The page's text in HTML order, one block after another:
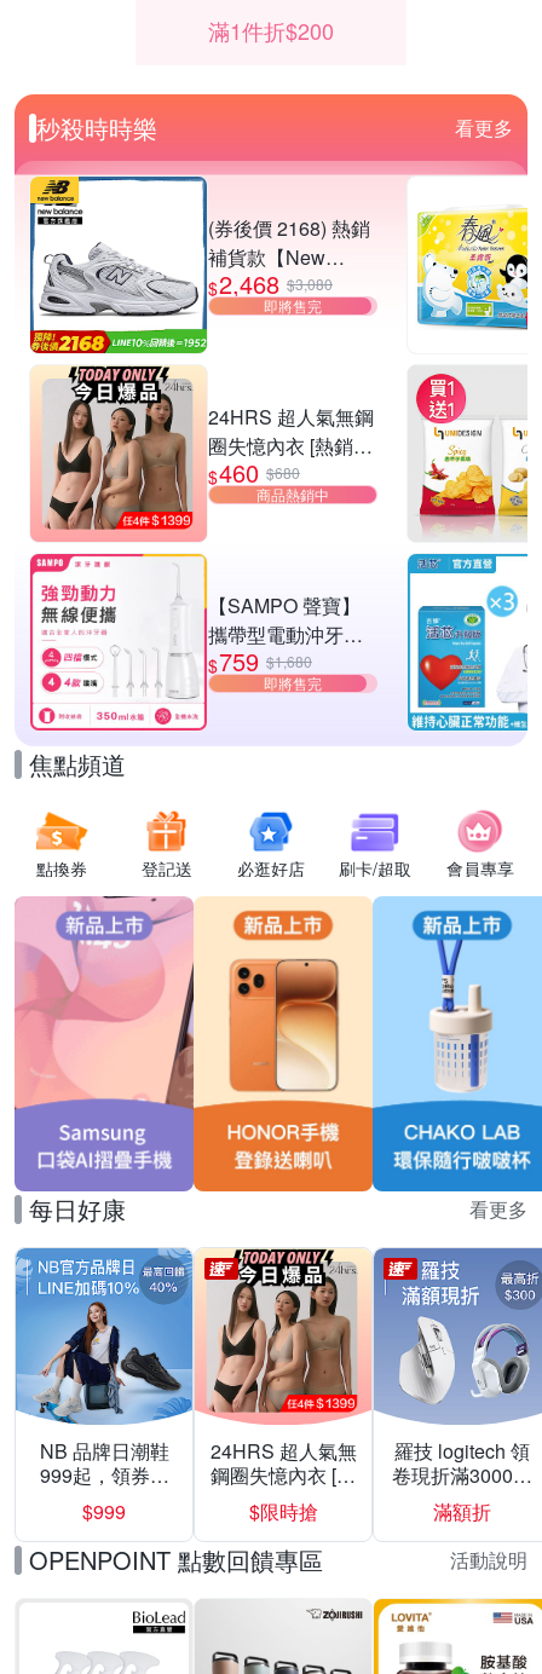
滿1件折$200
飛利浦廚房家電 下殺92折
滿1件享92折
秒殺時時樂 看更多
(券後價 2168) 熱銷
補貨款【New
Balance】復古運動
鞋_中性_白銀
$2,468 $3,080
即將售完
24HRS 超人氣無鋼
圈失憶內衣 [熱銷好
評]
$460 $680
商品熱銷中
【SAMPO 聲寶】
攜帶型電動沖牙機/
洗牙器/沖牙器(WB-
Z2506NL)
$759 $1,680
即將售完
焦點頻道
點換券 登記送 必逛好店 刷卡/超取 會員專享
每日好康 看更多
NB 品牌日潮鞋
999起，領券折
上折 最高回饋
40%
$999
24HRS 超人氣無
鋼圈失憶內衣 [熱
銷好評]
$限時搶
羅技 logitech 領
卷現折滿3000折
300
滿額折
OPENPOINT 點數回饋專區 活動說明